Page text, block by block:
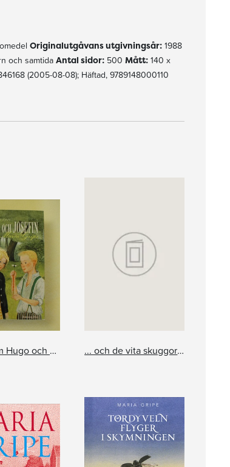
Originalutgåvans utgivningsår:1988
och samtida Antal sidor:500 Mått:140 x
(2005-08-08); Häftad, 9789148000110
Boken om Hugo och Josefin ... och de vita skuggorna i skogen